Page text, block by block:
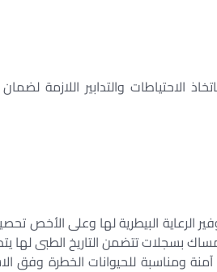
الاحتياطات والتدابير اللازمة
الرعاية البيطرية لها وعلى الأخص
بسجلات تتضمن التاريخ الطبى لها
آمنة ومناسبة للحيوانات الخطرة